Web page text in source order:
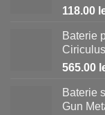
118.00
Baterie
565.00
Baterie
Gun